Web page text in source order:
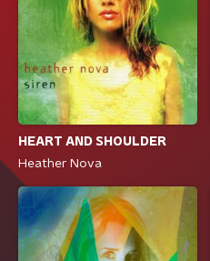
HEART AND SHOULDER
Heather Nova